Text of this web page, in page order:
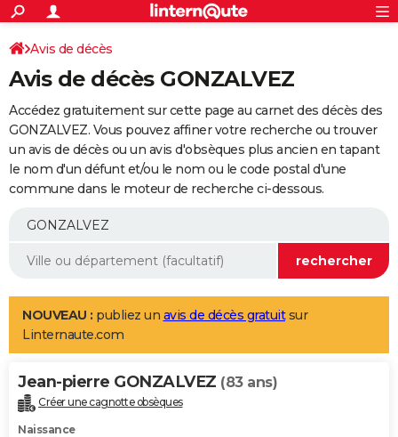
ACTUALITÉS
Politique
Société
Faits Divers
Education
Monde
Villes
+
SPORT
Coupe du monde 2026
Football
Tennis
Cyclisme
Rugby
Forum
Programme TV
TNT
Streaming
Cinéma
Sorties cinéma
Musique
+
FINANCE
Impôts
Immobilier
Risques naturels par ville
Banque
Assurance
Crédit
AUTO
Essais
Réserver un essai
Citadines
Berlines
SUV
Forum auto
+
Mobiles
Meilleur smartphone
Internet
Ordinateurs
Jeux vidéo
Guide high-tech
Aménagement intérieur
LIFESTYLE
Art de vivre
Bien-être
Loisirs
Mode
Modes de vie
Alimentation
Guide de la santé
Maladies
Médicaments
Sommeil
VOYAGE
Destinations
City break
Voyage nature
Voyage de noces
Forum
Climat
+PHOTO
Avis de décès
Avis de décès GONZALVEZ
Accédez gratuitement sur cette page au carnet des décès des
GONZALVEZ. Vous pouvez affiner votre recherche ou trouver
un avis de décès ou un avis d'obsèques plus ancien en tapant
le nom d'un défunt et/ou le nom ou le code postal d'une
commune dans le moteur de recherche ci-dessous.
NOUVEAU : publiez un avis de décès gratuitsur
Linternaute.com
Jean-pierre GONZALVEZ (83 ans)
Créer une cagnotte obsèques
Naissance